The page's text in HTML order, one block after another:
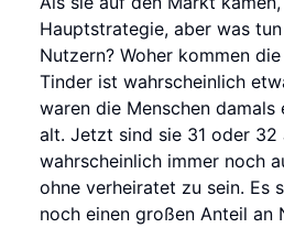
Hauptstrategie, aber was
Nutzern? Woher kommen
Tinder ist wahrscheinlich
waren die Menschen
alt. Jetzt sind sie 31 oder 32
wahrscheinlich immer noch
ohne verheiratet zu sein. Es
noch einen großen Anteil an